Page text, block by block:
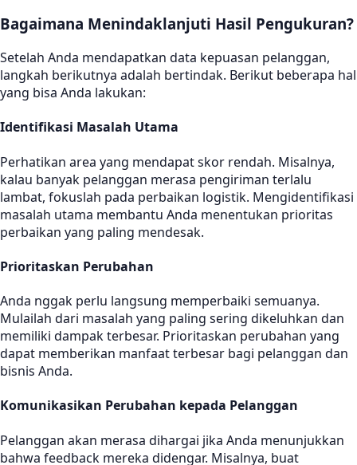
Bagaimana Menindaklanjuti Hasil Pengukuran?
Setelah Anda mendapatkan data kepuasan pelanggan,
langkah berikutnya adalah bertindak. Berikut beberapa hal
yang bisa Anda lakukan:
Identifikasi Masalah Utama
Perhatikan area yang mendapat skor rendah. Misalnya,
kalau banyak pelanggan merasa pengiriman terlalu
lambat, fokuslah pada perbaikan logistik. Mengidentifikasi
masalah utama membantu Anda menentukan prioritas
perbaikan yang paling mendesak.
Prioritaskan Perubahan
Anda nggak perlu langsung memperbaiki semuanya.
Mulailah dari masalah yang paling sering dikeluhkan dan
memiliki dampak terbesar. Prioritaskan perubahan yang
dapat memberikan manfaat terbesar bagi pelanggan dan
bisnis Anda.
Komunikasikan Perubahan kepada Pelanggan
Pelanggan akan merasa dihargai jika Anda menunjukkan
bahwa feedback mereka didengar. Misalnya, buat